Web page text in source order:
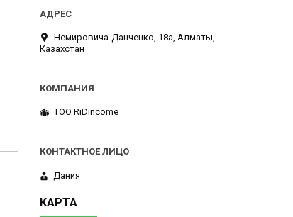
Немировича-Данченко, 18а, Алматы,
Казахстан
ТОО RiDincome
Дания
КАРТА